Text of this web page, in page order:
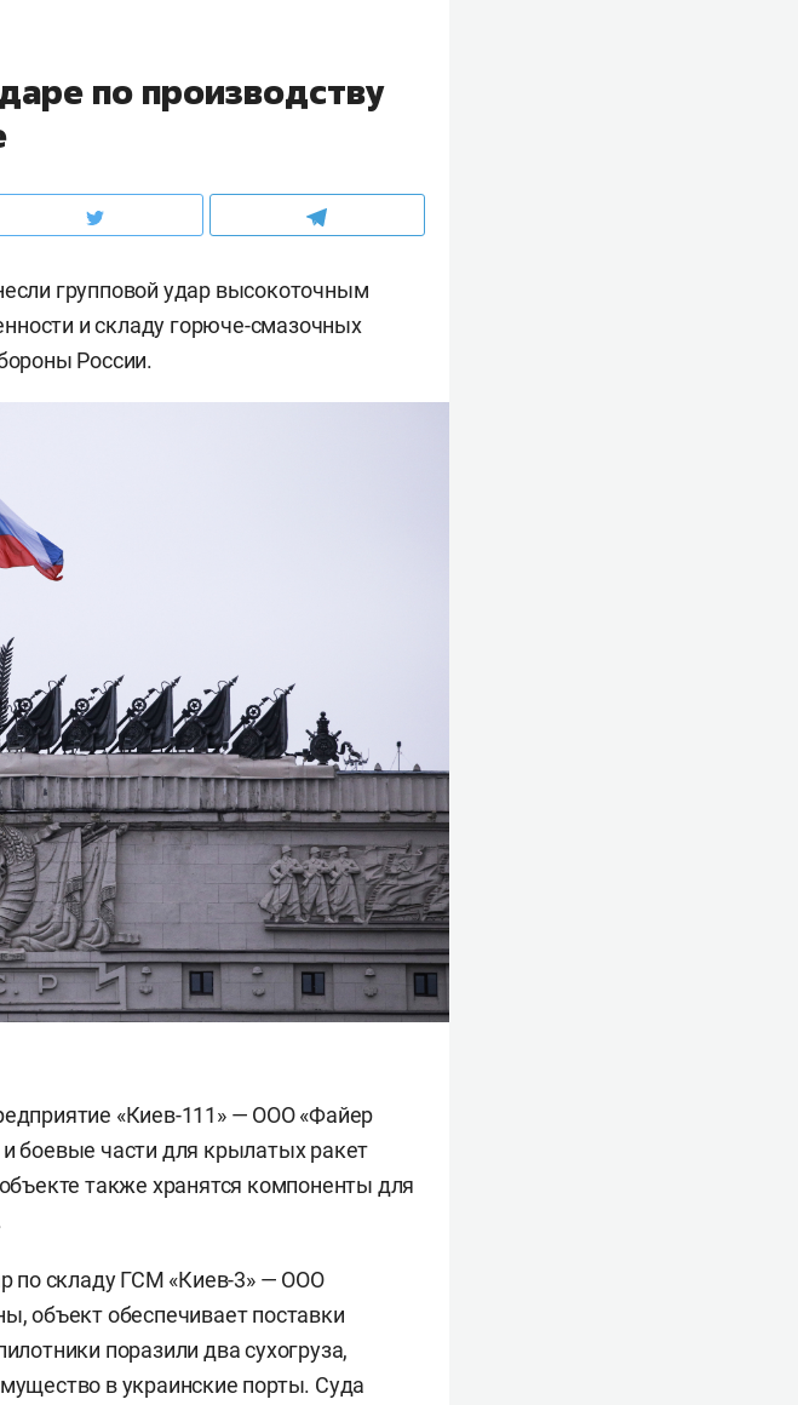
по производству
групповой удар высокоточным
и складу горюче-смазочных
России.
«Киев-111» — ООО «Файер
боевые части для крылатых ракет
также хранятся компоненты для
по складу ГСМ «Киев-3» — ООО
объект обеспечивает поставки
поразили два сухогруза,
в украинские порты. Суда